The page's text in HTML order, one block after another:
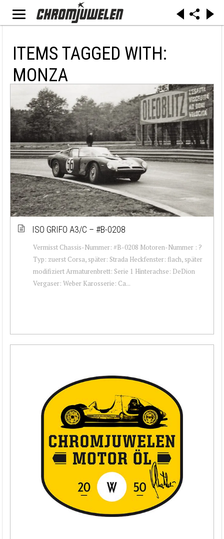
ITEMS TAGGED WITH:
MONZA
ISO GRIFO A3/C – #B-0208
Vermisst Chassis-Nummer: #B-0208 Motoren-Nummer : ?
Typ: zuerst Corsa, später: Strada Heckfenster: flach, später
modifiziert Armaturenbrett: Serie 1 Hinterachse: DeDion
Vergaser: Weber Karosserie: Ca...